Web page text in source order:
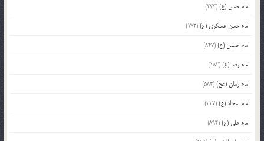
امام حسن (ع)(233)
امام حسن عسکری (ع)(172)
امام حسین (ع)(847)
امام رضا (ع)(182)
امام زمان (عج)(583)
امام سجاد (ع)(227)
امام علی (ع)(894)